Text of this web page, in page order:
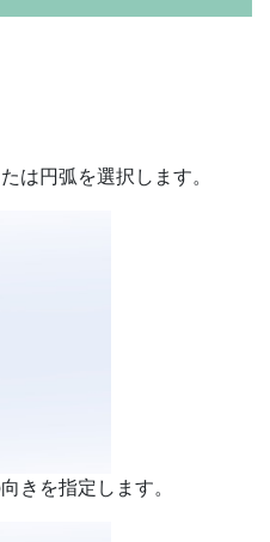
は円弧を選択します。
きを指定します。